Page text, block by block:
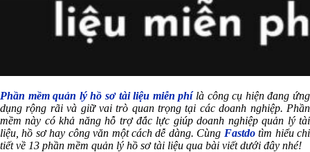
Phần mềm quản lý hồ sơ tài liệu miễn phílà công cụ hiện đang ứng
dụng rộng rãi và giữ vai trò quan trọng tại các doanh nghiệp. Phần
mềm này có khả năng hỗ trợ đắc lực giúp doanh nghiệp quản lý tài
liệu, hồ sơ hay công văn một cách dễ dàng. Cùng Fastdo tìm hiểu chi
tiết về 13 phần mềm quản lý hồ sơ tài liệu qua bài viết dưới đây nhé!